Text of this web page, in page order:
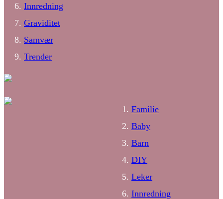
Innredning
Graviditet
Samvær
Trender
Familie
Baby
Barn
DIY
Leker
Innredning